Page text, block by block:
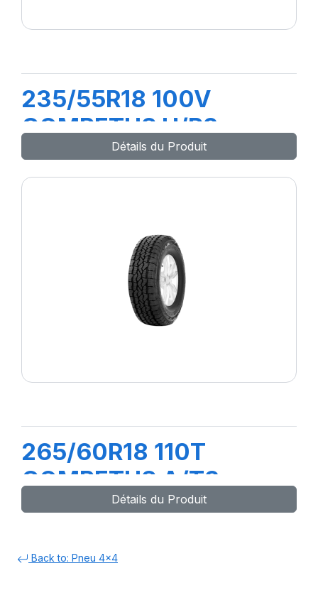
235/55R18 100V
COMPETUS H/P3
Détails du Produit
265/60R18 110T
COMPETUS A/T3
Détails du Produit
Back to: Pneu 4x4